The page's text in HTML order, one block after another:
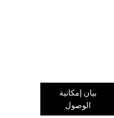
بيان إمكانية
الوصول